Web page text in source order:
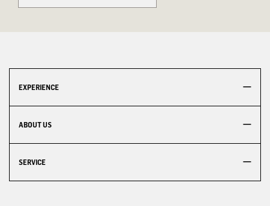
EXPERIENCE
ABOUT US
SERVICE